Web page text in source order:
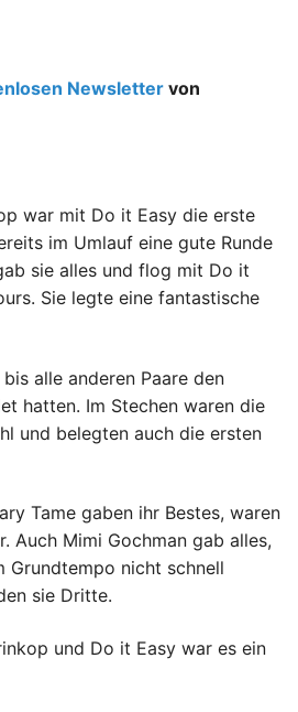
Newsletter von
war mit Do it Easy die erste
im Umlauf eine gute Runde
sie alles und flog mit Do it
Sie legte eine fantastische
alle anderen Paare den
hatten. Im Stechen waren die
und belegten auch die ersten
Tame gaben ihr Bestes, waren
Auch Mimi Gochman gab alles,
Grundtempo nicht schnell
sie Dritte.
und Do it Easy war es ein